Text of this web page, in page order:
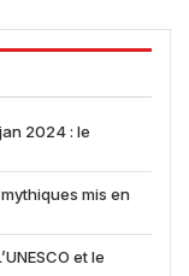
2024 : le
mis en
et le